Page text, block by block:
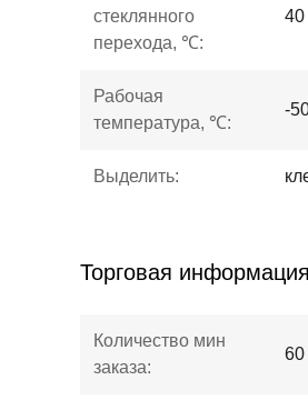
стеклянного
перехода, ℃:
40
Рабочая
температура, ℃:
-
Выделить:
Торговая информация
Количество мин
заказа:
60